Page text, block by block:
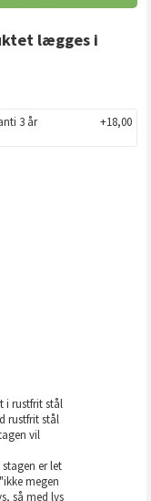
lægges i
3 år +18,00
i rustfrit stål
rustfrit stål
vil
er let
megen
så med lys